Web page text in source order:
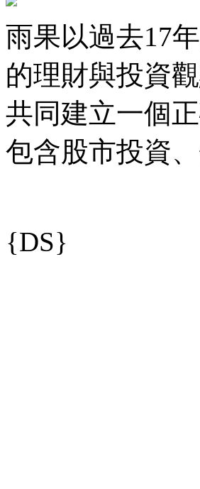
雨果以過去17
的理財與投資
共同建立一個
包含股市投資
{DS}